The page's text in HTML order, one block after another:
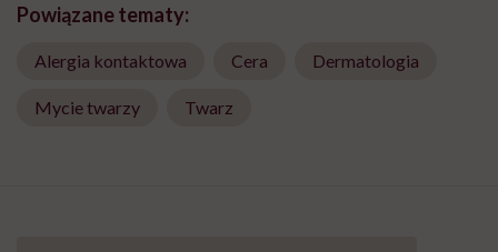
Powiązane tematy:
Alergia kontaktowa Cera Dermatologia
Mycie twarzy Twarz